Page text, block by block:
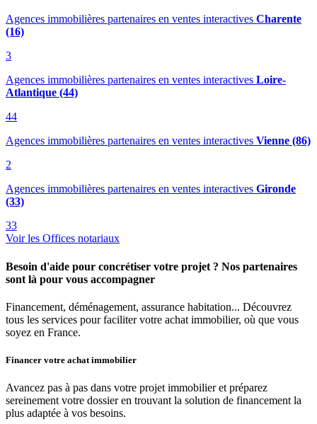
Agences immobilières partenaires en ventes interactives Charente
(16)
3
Agences immobilières partenaires en ventes interactives Loire-
Atlantique (44)
44
Agences immobilières partenaires en ventes interactives Vienne (86)
2
Agences immobilières partenaires en ventes interactives Gironde
(33)
33
Voir les Offices notariaux
Besoin d'aide pour concrétiser votre projet ? Nos partenaires
sont là pour vous accompagner
Financement, déménagement, assurance habitation... Découvrez
tous les services pour faciliter votre achat immobilier, où que vous
soyez en France.
Financer votre achat immobilier
Avancez pas à pas dans votre projet immobilier et préparez
sereinement votre dossier en trouvant la solution de financement la
plus adaptée à vos besoins.